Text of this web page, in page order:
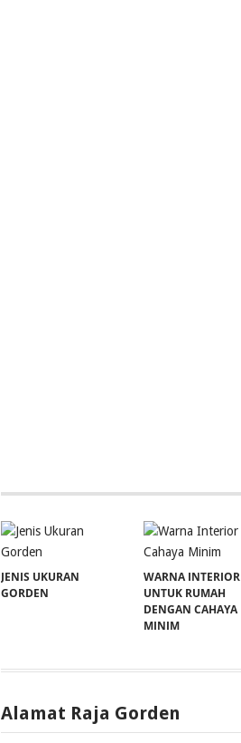
JENIS UKURAN
GORDEN
WARNA INTERIOR
UNTUK RUMAH
DENGAN CAHAYA
MINIM
Alamat Raja Gorden